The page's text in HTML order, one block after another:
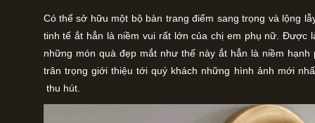
Có thể sở hữu một bộ bàn trang điểm sang trọng và lộng
tinh tế ắt hẳn là niềm vui rất lớn của chị em phụ nữ. Được
những món quà đẹp mắt như thế này ắt hẳn là niềm
trân trọng giới thiệu tới quý khách những hình ảnh mới
thu hút.